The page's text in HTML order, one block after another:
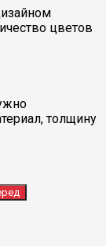
цветов
толщину